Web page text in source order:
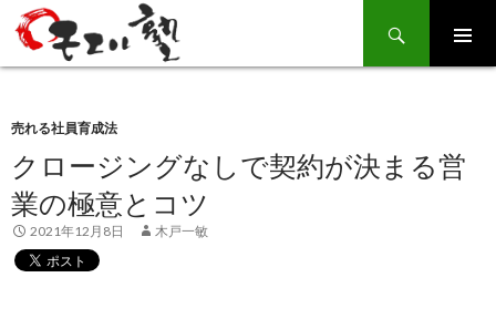
Search
SKIP
TO
売れる社員育成法
クロージングなしで契約が決まる営
業の極意とコツ
2021年12月8日 木戸一敏